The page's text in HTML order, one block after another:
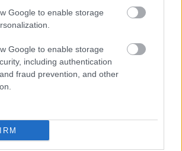
Google to enable storage
Google to enable storage
including authentication
fraud prevention, and other